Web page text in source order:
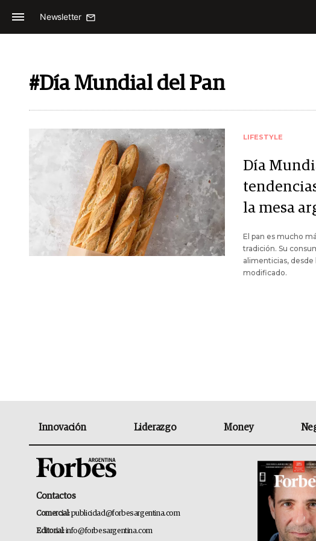
Newsletter
#Día Mundial del Pan
LIFESTYLE
Día
la mesa
El pan es mucho
tradición. Su
alimenticias,
modificado.
Innovación Liderazgo Money
Contactos
Comercial:publicidad@forbesargentina.com
Editorial:info@forbesargentina.com